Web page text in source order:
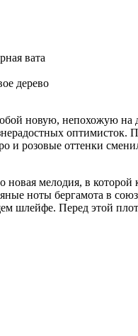
вата
дерево
новую, непохожую
розовые оттенки
мелодия, в
ноты бергамота в
шлейфе. Перед этой